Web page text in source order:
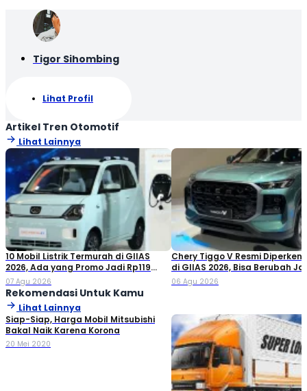
Tigor Sihombing
Lihat Profil
Artikel Tren Otomotif
Lihat Lainnya
10 Mobil Listrik Termurah di GIIAS
2026, Ada yang Promo Jadi Rp119
Jutaan!
07 Agu 2026
Chery Tiggo V Resmi
di GIIAS 2026, Bisa Berubah
Double Cabin
06 Agu 2026
Rekomendasi Untuk Kamu
Lihat Lainnya
Siap-Siap, Harga Mobil Mitsubishi
Bakal Naik Karena Korona
20 Mei 2020